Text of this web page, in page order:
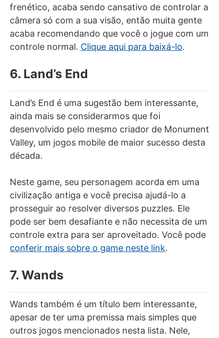
frenético, acaba sendo cansativo de controlar a
câmera só com a sua visão, então muita gente
acaba recomendando que você o jogue com um
controle normal. Clique aqui para baixá-lo.
6. Land’s End
Land’s End é uma sugestão bem interessante,
ainda mais se considerarmos que foi
desenvolvido pelo mesmo criador de Monument
Valley, um jogos mobile de maior sucesso desta
década.
Neste game, seu personagem acorda em uma
civilização antiga e você precisa ajudá-lo a
prosseguir ao resolver diversos puzzles. Ele
pode ser bem desafiante e não necessita de um
controle extra para ser aproveitado. Você pode
conferir mais sobre o game neste link.
7. Wands
Wands também é um título bem interessante,
apesar de ter uma premissa mais simples que
outros jogos mencionados nesta lista. Nele,